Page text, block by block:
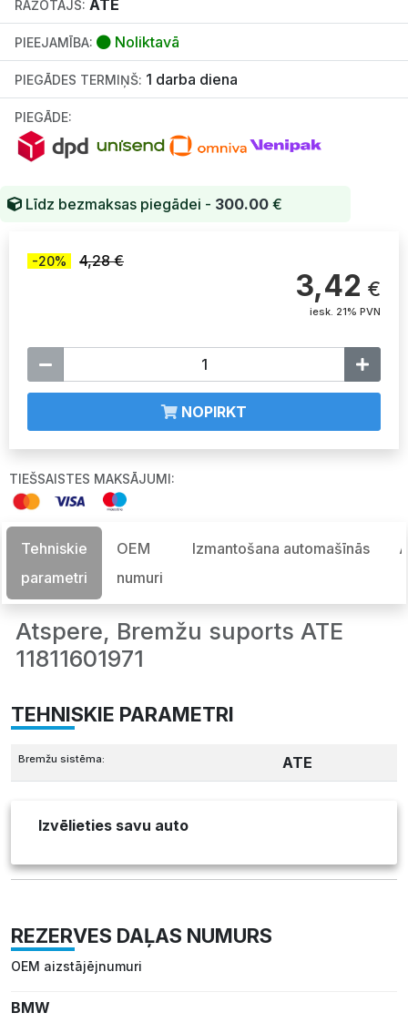
RAŽOTĀJS: ATE
PIEEJAMĪBA: Noliktavā
PIEGĀDES TERMIŅŠ: 1 darba diena
PIEGĀDE:
Līdz bezmaksas piegādei - 300.00 €
-20% 4,28 €
3,42 €
iesk. 21% PVN
NOPIRKT
TIEŠSAISTES MAKSĀJUMI:
Tehniskie
parametri
OEM
numuri
Izmantošana automašīnās
Atspere, Bremžu suports ATE
11811601971
TEHNISKIE PARAMETRI
Bremžu sistēma: ATE
Izvēlieties savu auto
REZERVES DAĻAS NUMURS
OEM aizstājējnumuri
BMW